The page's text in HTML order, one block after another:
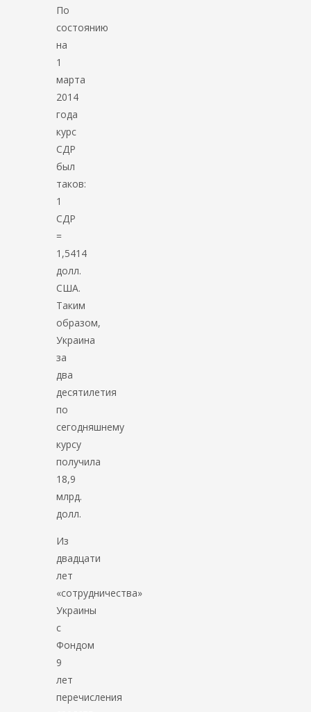
По
состоянию
на
1
марта
2014
года
курс
СДР
был
таков:
1
СДР
=
1,5414
долл.
США.
Таким
образом,
Украина
за
два
десятилетия
по
сегодняшнему
курсу
получила
18,9
млрд.
долл.
Из
двадцати
лет
«сотрудничества»
Украины
с
Фондом
9
лет
перечисления